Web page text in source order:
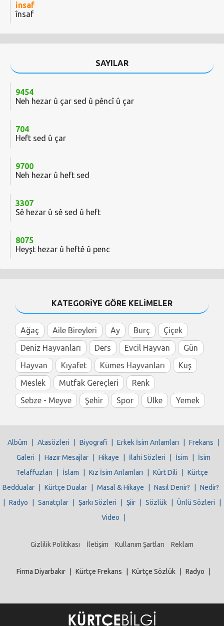
insaf
însaf
SAYILAR
9454
Neh hezar û çar sed û pêncî û çar
704
Heft sed û çar
9700
Neh hezar û heft sed
3307
Sê hezar û sê sed û heft
8075
Heyşt hezar û heftê û penc
KATEGORİYE GÖRE KELİMELER
Ağaç Aile Bireyleri Ay Burç
Çiçek
Deniz Hayvanları
Ders Evcil Hayvan
Gün
Hayvan
Kıyafet Kümes Hayvanları
Kuş
Meslek
Mutfak Gereçleri
Renk
Sebze - Meyve
Şehir Spor Ülke Yemek
Albüm Atasözleri Biyografi Erkek İsim Anlamları Frekans
Galeri
Hazır Mesajlar Hikaye İlahi Sözleri İsim
İsim
Telaffuzları
İslam Kız İsim Anlamları Kürt Dili
Kürtçe
Beddualar
Kürtçe Dualar Masal & Hikaye Nasıl Denir?
Nedir?
Radyo Sanatçılar Şarkı Sözleri Şiir Sözlük Ünlü Sözleri
Video
Gizlilik Politikası İletişim Kullanım Şartları Reklam
Firma Diyarbakır Kürtçe Frekans Kürtçe Sözlük Radyo